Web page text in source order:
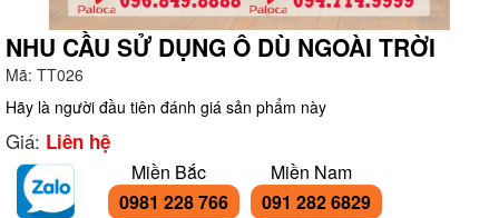
NHU CẦU SỬ DỤNG Ô DÙ NGOÀI TRỜI
Mã: TT026
Hãy là người đầu tiên đánh giá sản phẩm này
Giá: Liên hệ
Miền Bắc
0981 228 766
Miền Nam
091 282 6829